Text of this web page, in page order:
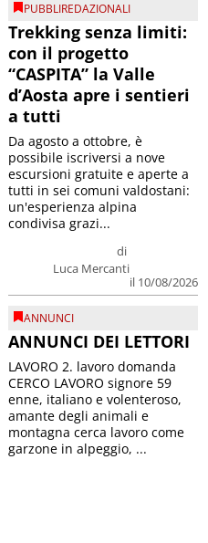
PUBBLIREDAZIONALI
Trekking senza limiti:
con il progetto
“CASPITA” la Valle
d’Aosta apre i sentieri
a tutti
di
Luca Mercanti
il 10/08/2026
Da agosto a ottobre, è
possibile iscriversi a nove
escursioni gratuite e aperte a
tutti in sei comuni valdostani:
un'esperienza alpina
condivisa grazi...
ANNUNCI
ANNUNCI DEI LETTORI
LAVORO 2. lavoro domanda
CERCO LAVORO signore 59
enne, italiano e volenteroso,
amante degli animali e
montagna cerca lavoro come
garzone in alpeggio, ...